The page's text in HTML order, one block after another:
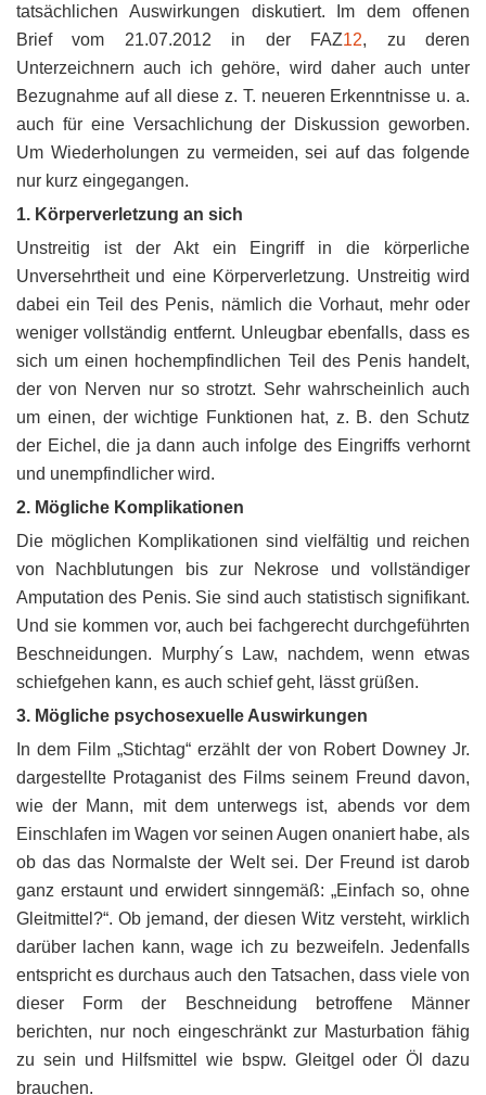
tatsächlichen Auswirkungen diskutiert. Im dem offenen
Brief vom 21.07.2012 in der FAZ12, zu deren
Unterzeichnern auch ich gehöre, wird daher auch unter
Bezugnahme auf all diese z. T. neueren Erkenntnisse u. a.
auch für eine Versachlichung der Diskussion geworben.
Um Wiederholungen zu vermeiden, sei auf das folgende
nur kurz eingegangen.
1. Körperverletzung an sich
Unstreitig ist der Akt ein Eingriff in die körperliche
Unversehrtheit und eine Körperverletzung. Unstreitig wird
dabei ein Teil des Penis, nämlich die Vorhaut, mehr oder
weniger vollständig entfernt. Unleugbar ebenfalls, dass es
sich um einen hochempfindlichen Teil des Penis handelt,
der von Nerven nur so strotzt. Sehr wahrscheinlich auch
um einen, der wichtige Funktionen hat, z. B. den Schutz
der Eichel, die ja dann auch infolge des Eingriffs verhornt
und unempfindlicher wird.
2. Mögliche Komplikationen
Die möglichen Komplikationen sind vielfältig und reichen
von Nachblutungen bis zur Nekrose und vollständiger
Amputation des Penis. Sie sind auch statistisch signifikant.
Und sie kommen vor, auch bei fachgerecht durchgeführten
Beschneidungen. Murphy´s Law, nachdem, wenn etwas
schiefgehen kann, es auch schief geht, lässt grüßen.
3. Mögliche psychosexuelle Auswirkungen
In dem Film „Stichtag“ erzählt der von Robert Downey Jr.
dargestellte Protaganist des Films seinem Freund davon,
wie der Mann, mit dem unterwegs ist, abends vor dem
Einschlafen im Wagen vor seinen Augen onaniert habe, als
ob das das Normalste der Welt sei. Der Freund ist darob
ganz erstaunt und erwidert sinngemäß: „Einfach so, ohne
Gleitmittel?“. Ob jemand, der diesen Witz versteht, wirklich
darüber lachen kann, wage ich zu bezweifeln. Jedenfalls
entspricht es durchaus auch den Tatsachen, dass viele von
dieser Form der Beschneidung betroffene Männer
berichten, nur noch eingeschränkt zur Masturbation fähig
zu sein und Hilfsmittel wie bspw. Gleitgel oder Öl dazu
brauchen.